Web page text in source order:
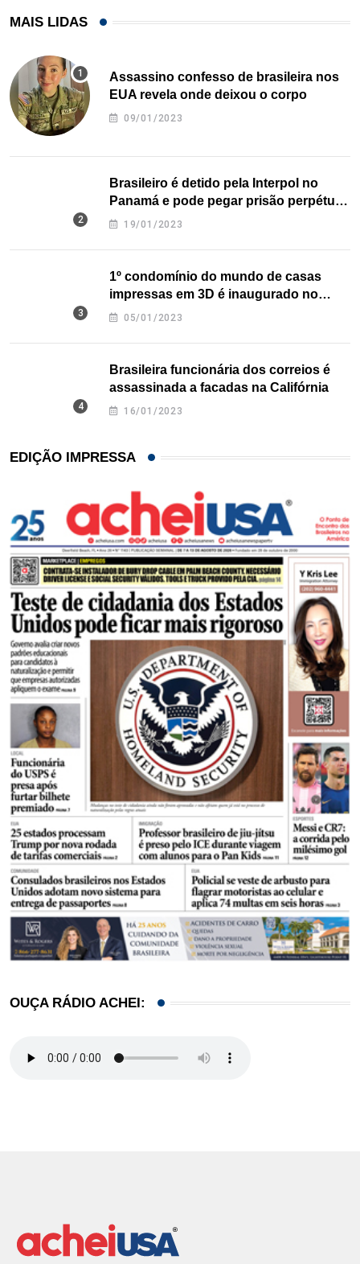
MAIS LIDAS
Assassino confesso de brasileira nos
EUA revela onde deixou o corpo
09/01/2023
Brasileiro é detido pela Interpol no
Panamá e pode pegar prisão perpétua
nos EUA
19/01/2023
1º condomínio do mundo de casas
impressas em 3D é inaugurado no
Texas
05/01/2023
Brasileira funcionária dos correios é
assassinada a facadas na Califórnia
16/01/2023
EDIÇÃO IMPRESSA
OUÇA RÁDIO ACHEI: